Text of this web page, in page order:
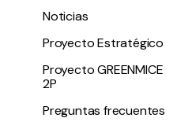
Noticias
Proyecto Estratégico
Proyecto GREENMICE
2P
Preguntas frecuentes